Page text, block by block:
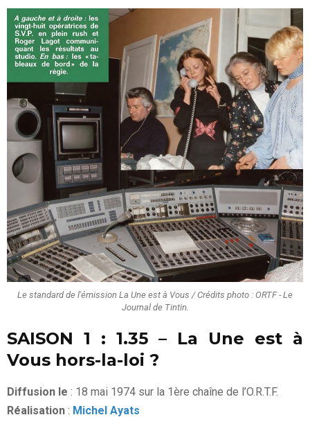
Le standard de l'émission La Une est à Vous / Crédits photo : ORTF - Le
Journal de Tintin.
SAISON 1 : 1.35 – La Une est à
Vous hors-la-loi ?
Diffusion le : 18 mai 1974 sur la 1ère chaîne de l’O.R.T.F.
Réalisation : Michel Ayats